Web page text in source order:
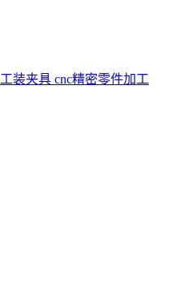
工装夹具 cnc精密零件加工